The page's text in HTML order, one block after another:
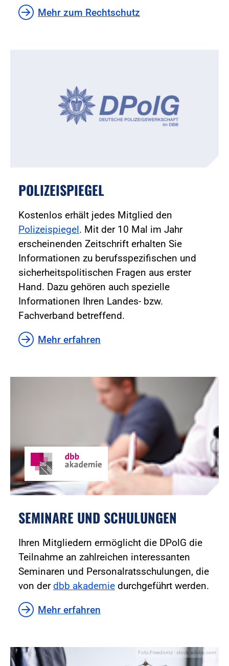
Mehr zum Rechtschutz
POLIZEISPIEGEL
Kostenlos erhält jedes Mitglied den
Polizeispiegel. Mit der 10 Mal im Jahr
erscheinenden Zeitschrift erhalten Sie
Informationen zu berufsspezifischen und
sicherheitspolitischen Fragen aus erster
Hand. Dazu gehören auch spezielle
Informationen Ihren Landes- bzw.
Fachverband betreffend.
Mehr erfahren
SEMINARE UND SCHULUNGEN
Ihren Mitgliedern ermöglicht die DPolG die
Teilnahme an zahlreichen interessanten
Seminaren und Personalratsschulungen, die
von derdbb akademie durchgeführt werden.
Mehr erfahren
Foto:Freedomz - stock.adobe.com